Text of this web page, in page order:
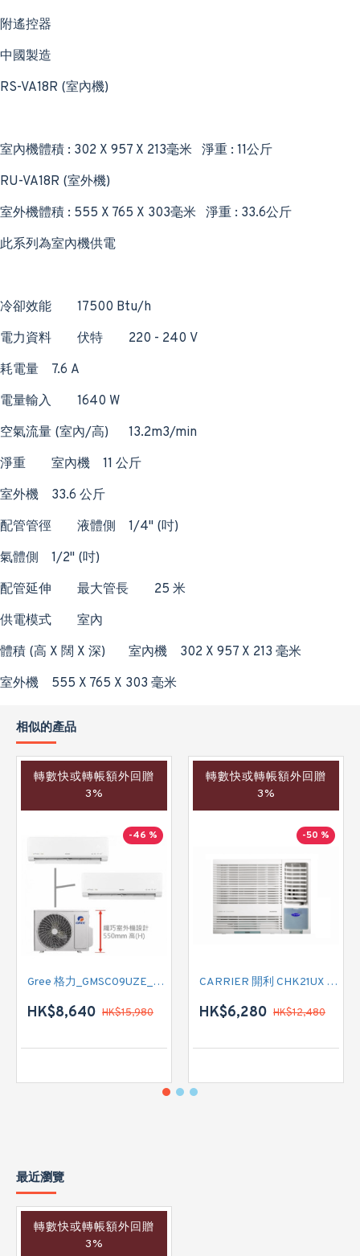
附遙控器
中國製造
RS-VA18R (室內機)
室內機體積 : 302 X 957 X 213毫米 淨重 : 11公斤
RU-VA18R (室外機)
室外機體積 : 555 X 765 X 303毫米 淨重 : 33.6公斤
此系列為室內機供電
冷卻效能
17500 Btu/h
電力資料
伏特
220 - 240 V
耗電量
7.6 A
電量輸入
1640 W
空氣流量 (室內/高)
13.2m3/min
淨重
室內機
11 公斤
室外機
33.6 公斤
配管管徑
液體側
1/4" (吋)
氣體側
1/2" (吋)
配管延伸
最大管長
25 米
供電模式
室內
體積 (高 X 闊 X 深)
室內機
302 X 957 X 213 毫米
室外機
555 X 765 X 303 毫米
相似的產品
轉數快或轉帳額外回贈
3%
-46 %
Gree 格力_GMSC09UZE_GMSC12UZE_GMSC18UZC_R32 掛牆變頻式1拖2分體冷氣機 (淨冷型)
HK$8,640 HK$15,980
轉數快或轉帳額外回贈
3%
-50 %
CARRIER 開利 CHK21UX 二匹半 變頻淨冷窗口式冷氣機 (附遙控)
HK$6,280 HK$12,480
最近瀏覽
轉數快或轉帳額外回贈
3%